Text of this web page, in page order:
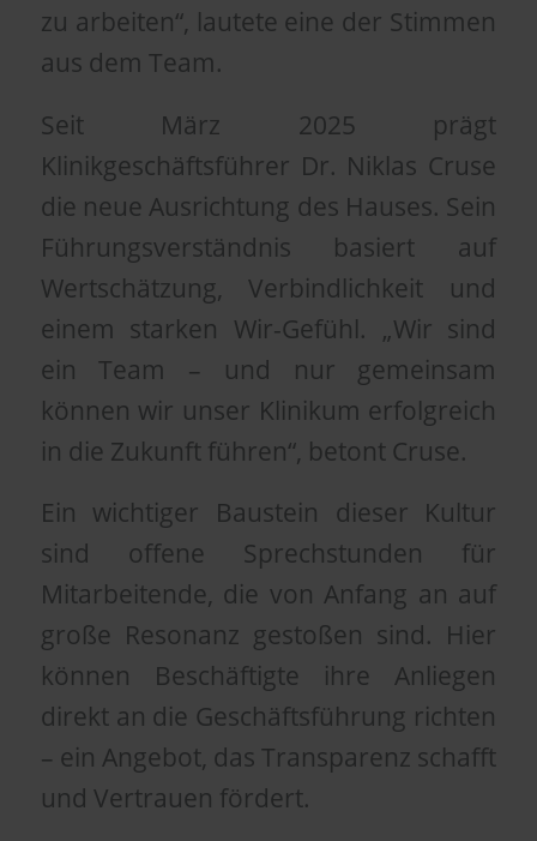
zu arbeiten“, lautete eine der Stimmen
aus dem Team.
Seit März 2025 prägt
Klinikgeschäftsführer Dr. Niklas Cruse
die neue Ausrichtung des Hauses. Sein
Führungsverständnis basiert auf
Wertschätzung, Verbindlichkeit und
einem starken Wir-Gefühl. „Wir sind
ein Team – und nur gemeinsam
können wir unser Klinikum erfolgreich
in die Zukunft führen“, betont Cruse.
Ein wichtiger Baustein dieser Kultur
sind offene Sprechstunden für
Mitarbeitende, die von Anfang an auf
große Resonanz gestoßen sind. Hier
können Beschäftigte ihre Anliegen
direkt an die Geschäftsführung richten
– ein Angebot, das Transparenz schafft
und Vertrauen fördert.